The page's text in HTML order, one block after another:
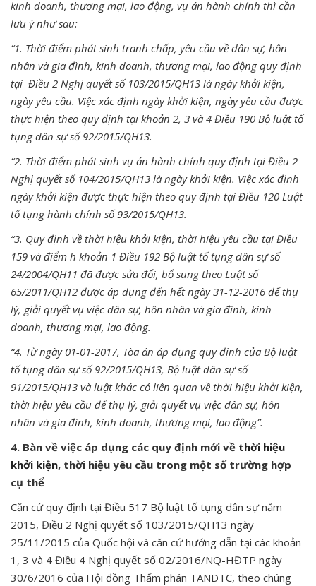
kinh doanh, thương mại, lao động, vụ án hành chính thì cần
lưu ý như sau:
“1. Thời điểm phát sinh tranh chấp, yêu cầu về dân sự, hôn
nhân và gia đình, kinh doanh, thương mại, lao động quy định
tại Điều 2 Nghị quyết số 103/2015/QH13 là ngày khởi kiện,
ngày yêu cầu. Việc xác định ngày khởi kiện, ngày yêu cầu được
thực hiện theo quy định tại khoản 2, 3 và 4 Điều 190 Bộ luật tố
tụng dân sự số 92/2015/QH13.
“2. Thời điểm phát sinh vụ án hành chính quy định tại Điều 2
Nghị quyết số 104/2015/QH13 là ngày khởi kiện. Việc xác định
ngày khởi kiện được thực hiện theo quy định tại Điều 120 Luật
tố tụng hành chính số 93/2015/QH13.
“3. Quy định về thời hiệu khởi kiện, thời hiệu yêu cầu tại Điều
159 và điểm h khoản 1 Điều 192 Bộ luật tố tụng dân sự số
24/2004/QH11 đã được sửa đổi, bổ sung theo Luật số
65/2011/QH12 được áp dụng đến hết ngày 31-12-2016 để thụ
lý, giải quyết vụ việc dân sự, hôn nhân và gia đình, kinh
doanh, thương mại, lao động.
“4. Từ ngày 01-01-2017, Tòa án áp dụng quy định của Bộ luật
tố tụng dân sự số 92/2015/QH13, Bộ luật dân sự số
91/2015/QH13 và luật khác có liên quan về thời hiệu khởi kiện,
thời hiệu yêu cầu để thụ lý, giải quyết vụ việc dân sự, hôn
nhân và gia đình, kinh doanh, thương mại, lao động”.
4. Bàn về việc áp dụng các quy định mới về thời hiệu
khởi kiện, thời hiệu yêu cầu trong một số trường hợp
cụ thể
Căn cứ quy định tại Điều 517 Bộ luật tố tụng dân sự năm
2015, Điều 2 Nghị quyết số 103/2015/QH13 ngày
25/11/2015 của Quốc hội và căn cứ hướng dẫn tại các khoản
1, 3 và 4 Điều 4 Nghị quyết số 02/2016/NQ-HĐTP ngày
30/6/2016 của Hội đồng Thẩm phán TANDTC, theo chúng